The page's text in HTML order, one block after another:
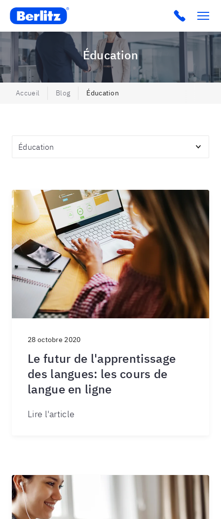
Berlitz Morocco
Éducation
Accueil Blog Éducation
Thématiques
28 octobre 2020
Le futur de l'apprentissage
des langues: les cours de
langue en ligne
Lire l'article